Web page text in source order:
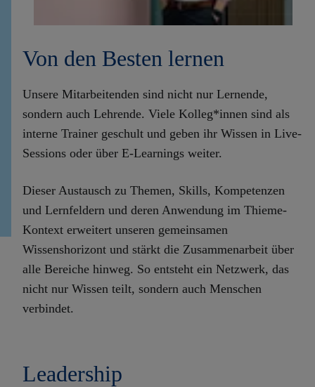
Von den Besten lernen
Unsere Mitarbeitenden sind nicht nur Lernende,
sondern auch Lehrende. Viele Kolleg*innen sind als
interne Trainer geschult und geben ihr Wissen in Live-
Sessions oder über E-Learnings weiter.
Dieser Austausch zu Themen, Skills, Kompetenzen
und Lernfeldern und deren Anwendung im Thieme-
Kontext erweitert unseren gemeinsamen
Wissenshorizont und stärkt die Zusammenarbeit über
alle Bereiche hinweg. So entsteht ein Netzwerk, das
nicht nur Wissen teilt, sondern auch Menschen
verbindet.
Leadership